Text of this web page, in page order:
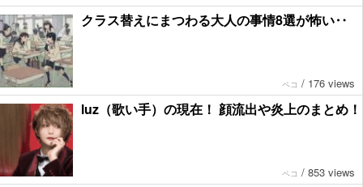
クラス替えにまつわる大人の事情8選が怖い‥
ペコ / 176 views
luz（歌い手）の現在！ 顔流出や炎上のまとめ！
ペコ / 853 views